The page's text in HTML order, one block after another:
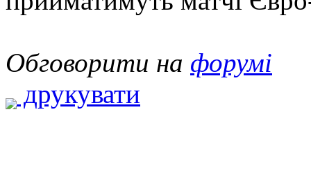
Обговорити на форумі
друкувати